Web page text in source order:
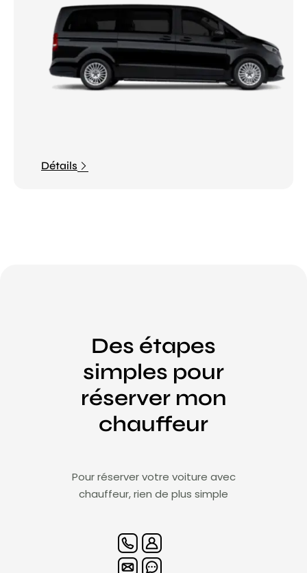
Détails
Des étapes
simples pour
réserver mon
chauffeur
Pour réserver votre voiture avec
chauffeur, rien de plus simple